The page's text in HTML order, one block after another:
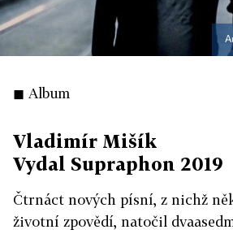
◼ Album
Vladimír Mišík
Vydal Supraphon 2019
Čtrnáct nových písní, z nichž
životní zpovědí, natočil